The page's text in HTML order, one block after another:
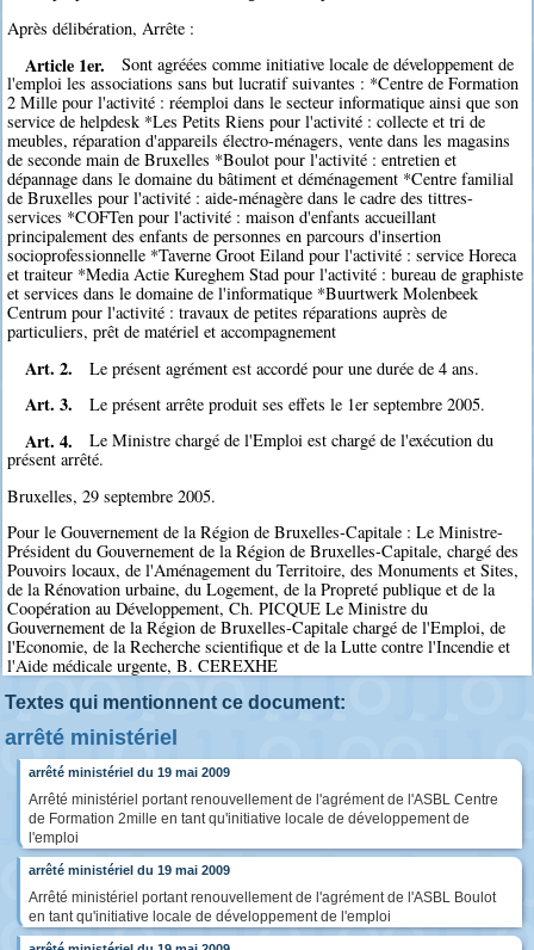
Après délibération, Arrête :
Article 1er.
Sont agréées comme initiative locale de développement de
l'emploi les associations sans but lucratif suivantes : *Centre de Formation
2 Mille pour l'activité : réemploi dans le secteur informatique ainsi que son
service de helpdesk *Les Petits Riens pour l'activité : collecte et tri de
meubles, réparation d'appareils électro-ménagers, vente dans les magasins
de seconde main de Bruxelles *Boulot pour l'activité : entretien et
dépannage dans le domaine du bâtiment et déménagement *Centre familial
de Bruxelles pour l'activité : aide-ménagère dans le cadre des tittres-
services *COFTen pour l'activité : maison d'enfants accueillant
principalement des enfants de personnes en parcours d'insertion
socioprofessionnelle *Taverne Groot Eiland pour l'activité : service Horeca
et traiteur *Media Actie Kureghem Stad pour l'activité : bureau de graphiste
et services dans le domaine de l'informatique *Buurtwerk Molenbeek
Centrum pour l'activité : travaux de petites réparations auprès de
particuliers, prêt de matériel et accompagnement
Art. 2. Le présent agrément est accordé pour une durée de 4 ans.
Art. 3. Le présent arrête produit ses effets le 1er septembre 2005.
Art. 4.
Le Ministre chargé de l'Emploi est chargé de l'exécution du
présent arrêté.
Bruxelles, 29 septembre 2005.
Pour le Gouvernement de la Région de Bruxelles-Capitale : Le Ministre-
Président du Gouvernement de la Région de Bruxelles-Capitale, chargé des
Pouvoirs locaux, de l'Aménagement du Territoire, des Monuments et Sites,
de la Rénovation urbaine, du Logement, de la Propreté publique et de la
Coopération au Développement, Ch. PICQUE Le Ministre du
Gouvernement de la Région de Bruxelles-Capitale chargé de l'Emploi, de
l'Economie, de la Recherche scientifique et de la Lutte contre l'Incendie et
l'Aide médicale urgente, B. CEREXHE
Textes qui mentionnent ce document:
arrêté ministériel
arrêté ministériel du 19 mai 2009
Arrêté ministériel portant renouvellement de l'agrément de l'ASBL Centre
de Formation 2mille en tant qu'initiative locale de développement de
l'emploi
arrêté ministériel du 19 mai 2009
Arrêté ministériel portant renouvellement de l'agrément de l'ASBL Boulot
en tant qu'initiative locale de développement de l'emploi